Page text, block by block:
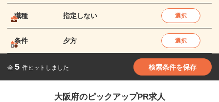
職種 指定しない 選択
条件 夕方 選択
全 5 件ヒットしました 検索条件を保存
大阪府のピックアップPR求人